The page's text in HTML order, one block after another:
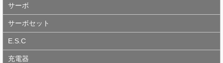
サーボ
サーボセット
E.S.C
充電器